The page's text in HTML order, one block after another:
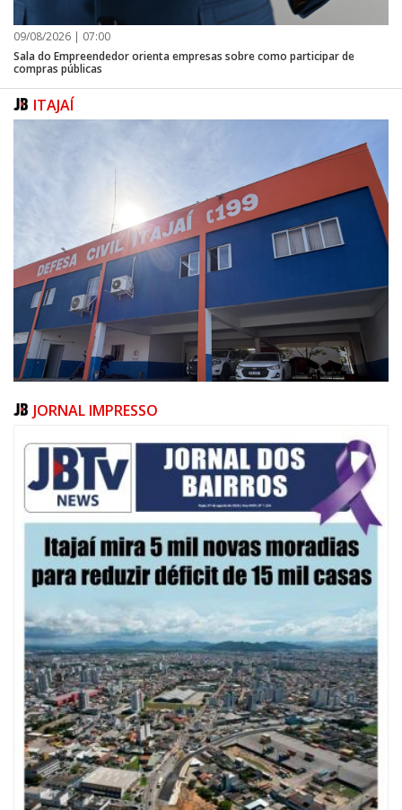
09/08/2026 | 07:00
Sala do Empreendedor orienta empresas sobre como participar de
compras públicas
ITAJAÍ
09/08/2026 | 07:00
Defesa Civil de Itajaí apresentará plano de contingência contra El Niño na
ITAJAÍ
JORNAL IMPRESSO